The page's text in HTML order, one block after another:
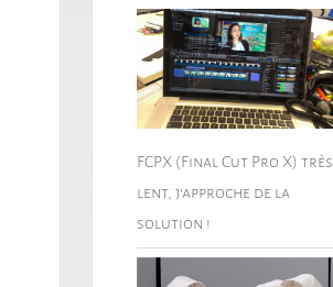
FCPX (Final Cut Pro X) très
lent, j’approche de la
solution !